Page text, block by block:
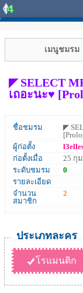
เมนูชมรม
◤ SELECT
เถอะนะ♥
ชื่อชมรม
◤
ผู้ก่อตั้ง
ก่อตั้งเมื่อ
25 กุ
ระดับชมรม
0
รายละเอียด
จำนวน
สมาชิก
2
ประเภทละคร
โรแมนติก